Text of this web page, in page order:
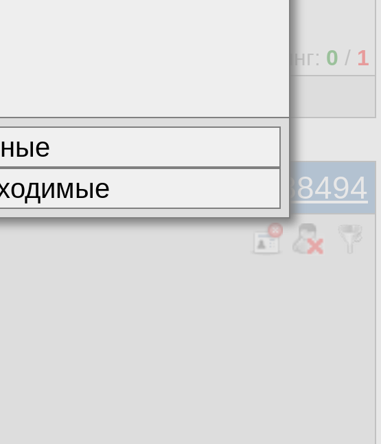
Рейтинг: 0 / 1
#2888494